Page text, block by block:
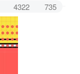
4322 735